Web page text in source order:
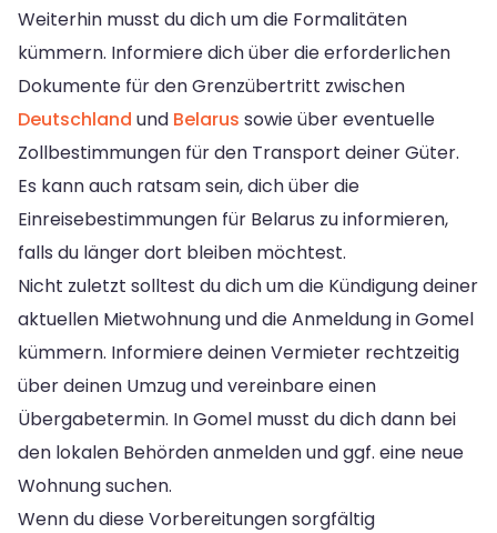
Weiterhin musst du dich um die Formalitäten
kümmern. Informiere dich über die erforderlichen
Dokumente für den Grenzübertritt zwischen
Deutschland und Belarus sowie über eventuelle
Zollbestimmungen für den Transport deiner Güter.
Es kann auch ratsam sein, dich über die
Einreisebestimmungen für Belarus zu informieren,
falls du länger dort bleiben möchtest.
Nicht zuletzt solltest du dich um die Kündigung deiner
aktuellen Mietwohnung und die Anmeldung in Gomel
kümmern. Informiere deinen Vermieter rechtzeitig
über deinen Umzug und vereinbare einen
Übergabetermin. In Gomel musst du dich dann bei
den lokalen Behörden anmelden und ggf. eine neue
Wohnung suchen.
Wenn du diese Vorbereitungen sorgfältig